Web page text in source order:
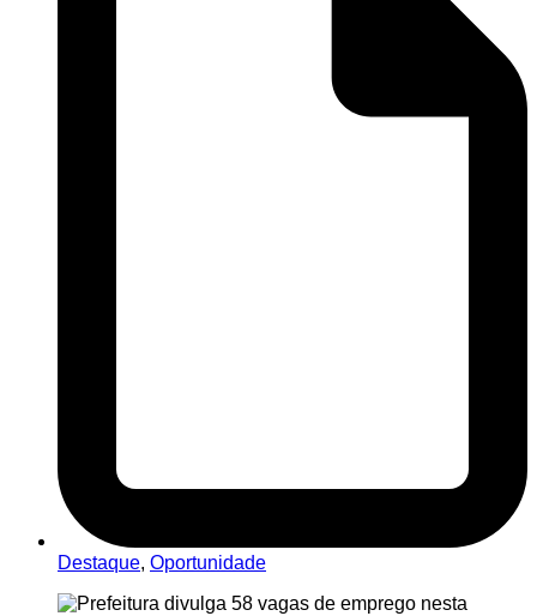
Destaque, Oportunidade